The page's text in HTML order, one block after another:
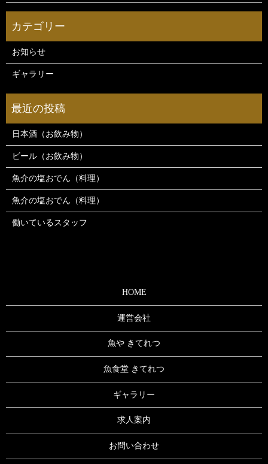
お知らせ
ギャラリー
日本酒（お飲み物）
ビール（お飲み物）
魚介の塩おでん（料理）
魚介の塩おでん（料理）
働いているスタッフ
HOME
運営会社
魚や きてれつ
魚食堂 きてれつ
ギャラリー
求人案内
お問い合わせ